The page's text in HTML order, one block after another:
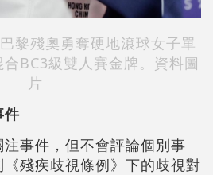
黎殘奧勇奪硬地滾球女子單
BC3級雙人賽金牌。 資料圖
片
件
事件，但不會評論個別事
殘疾歧視條例》下的歧視對